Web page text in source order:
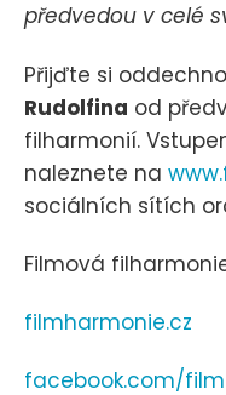
předvedou v celé
Přijďte si
Rudolfina od
filharmonií.
naleznete na
sociálních sítích
Filmová
filmharmonie.cz
facebook.com/